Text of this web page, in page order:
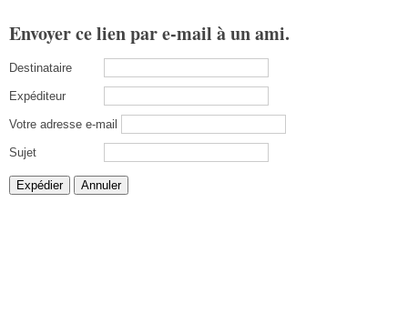
Envoyer ce lien par e-mail à un ami.
Destinataire
Expéditeur
Votre adresse e-mail
Sujet
Expédier Annuler